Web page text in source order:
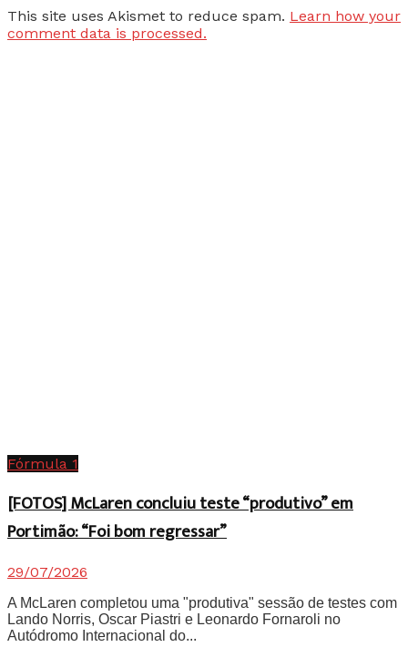
This site uses Akismet to reduce spam. Learn how your
comment data is processed.
Fórmula 1
[FOTOS] McLaren concluiu teste “produtivo” em
Portimão: “Foi bom regressar”
29/07/2026
A McLaren completou uma "produtiva" sessão de testes com
Lando Norris, Oscar Piastri e Leonardo Fornaroli no
Autódromo Internacional do...